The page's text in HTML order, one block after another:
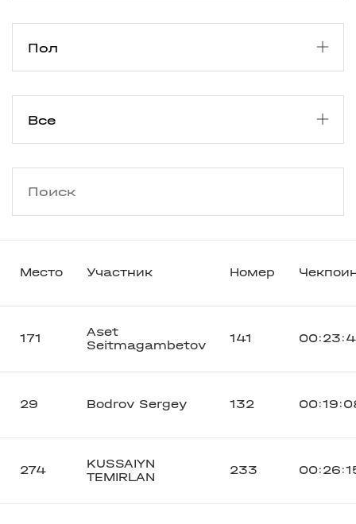
Место Участник Номер
171
Aset
Seitmagambetov
141
29 Bodrov Sergey 132
274
KUSSAIYN
TEMIRLAN
233